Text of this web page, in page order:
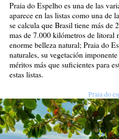
Praia do Espelho es una de las
aparece en las listas como una de
se calcula que Brasil tiene más de
mas de 7.000 kilómetros de litoral
enorme belleza natural; Praia do
naturales, su vegetación
méritos más que suficientes para
estas listas.
Praia do